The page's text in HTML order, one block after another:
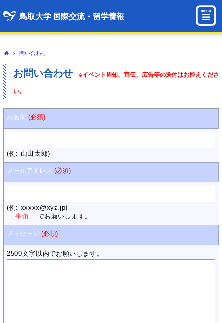
鳥取大学 国際交流・留学情報 menu
> 問い合わせ
お問い合わせ
※イベント周知、宣伝、広告等の送付はお控えくださ
い。
お名前 (必須)
(例: 山田太郎)
メールアドレス (必須)
(例: xxxxx@xyz.jp)
半角
でお願いします。
メッセージ (必須)
2500文字以内でお願いします。